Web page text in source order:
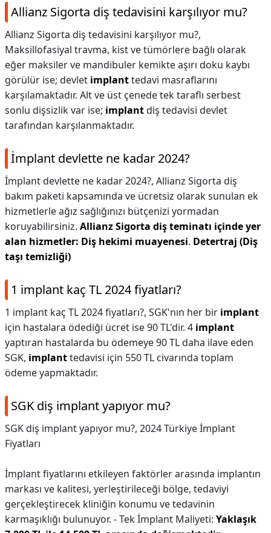
Allianz Sigorta diş tedavisini karşılıyor mu?
Allianz Sigorta diş tedavisini karşılıyor mu?,
Maksillofasiyal travma, kist ve tümörlere bağlı olarak
eğer maksiler ve mandibuler kemikte aşırı doku kaybı
görülür ise; devlet implanttedavi masraflarını
karşılamaktadır. Alt ve üst çenede tek taraflı serbest
sonlu dişsizlik var ise; implantdiş tedavisi devlet
tarafından karşılanmaktadır.
İmplant devlette ne kadar 2024?
İmplant devlette ne kadar 2024?, Allianz Sigorta diş
bakım paketi kapsamında ve ücretsiz olarak sunulan ek
hizmetlerle ağız sağlığınızı bütçenizi yormadan
koruyabilirsiniz. Allianz Sigorta diş teminatı içinde yer
alan hizmetler: Diş hekimi muayenesi. Detertraj (Diş
taşı temizliği)
1 implant kaç TL 2024 fiyatları?
1 implant kaç TL 2024 fiyatları?, SGK'nın her bir implant
için hastalara ödediği ücret ise 90 TL'dir. 4 implant
yaptıran hastalarda bu ödemeye 90 TL daha ilave eden
SGK, implanttedavisi için 550 TL civarında toplam
ödeme yapmaktadır.
SGK diş implant yapıyor mu?
SGK diş implant yapıyor mu?, 2024 Türkiye İmplant
Fiyatları
İmplant fiyatlarını etkileyen faktörler arasında implantın
markası ve kalitesi, yerleştirileceği bölge, tedaviyi
gerçekleştirecek kliniğin konumu ve tedavinin
karmaşıklığı bulunuyor. - Tek İmplant Maliyeti: Yaklaşık